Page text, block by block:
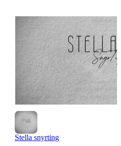
Stella snyrting